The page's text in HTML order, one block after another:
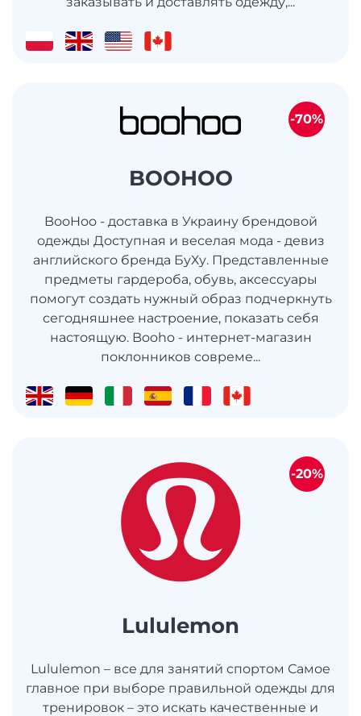
BOOHOO
BooHoo - доставка в Украину брендовой
одежды Доступная и веселая мода - девиз
английского бренда БуХу. Представленные
предметы гардероба, обувь, аксессуары
помогут создать нужный образ подчеркнуть
сегодняшнее настроение, показать себя
настоящую. Booho - интернет-магазин
поклонников совреме...
-70%
Lululemon
Lululemon – все для занятий спортом Самое
главное при выборе правильной одежды для
тренировок – это искать качественные и
-20%